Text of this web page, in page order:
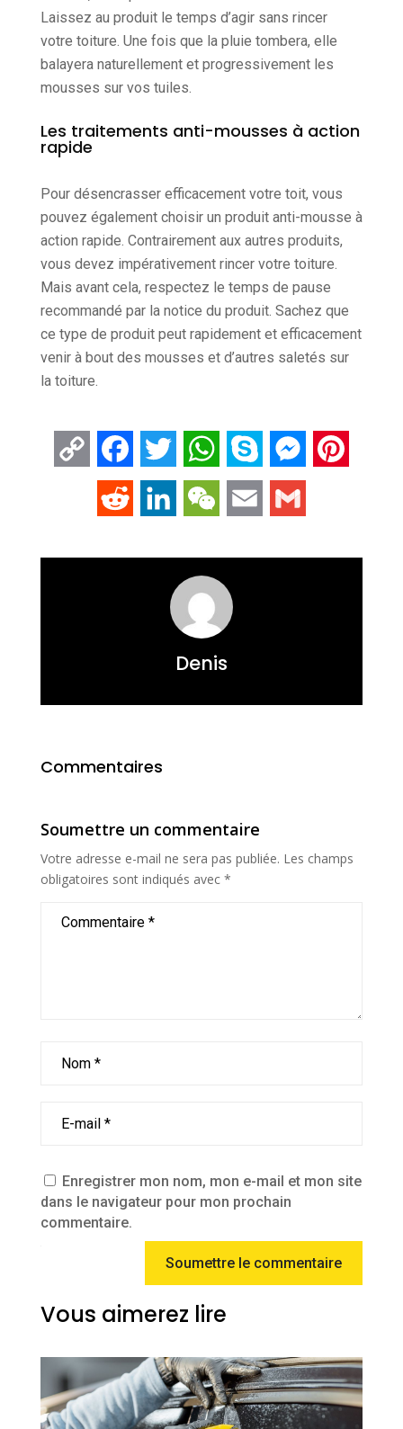
Laissez au produit le temps d’agir sans rincer
votre toiture. Une fois que la pluie tombera, elle
balayera naturellement et progressivement les
mousses sur vos tuiles.
Les traitements anti-mousses à action
rapide
Pour désencrasser efficacement votre toit, vous
pouvez également choisir un produit anti-mousse à
action rapide. Contrairement aux autres produits,
vous devez impérativement rincer votre toiture.
Mais avant cela, respectez le temps de pause
recommandé par la notice du produit. Sachez que
ce type de produit peut rapidement et efficacement
venir à bout des mousses et d’autres saletés sur
la toiture.
Copy
Link
FacebookTwitter WhatsApp
Skype Messenger
Reddit LinkedInWeChat Email
Denis
Commentaires
Soumettre un commentaire
Votre adresse e-mail ne sera pas publiée. Les champs
obligatoires sont indiqués avec *
Enregistrer mon nom, mon e-mail et mon site
dans le navigateur pour mon prochain
commentaire.
Soumettre le commentaire
Vous aimerez lire